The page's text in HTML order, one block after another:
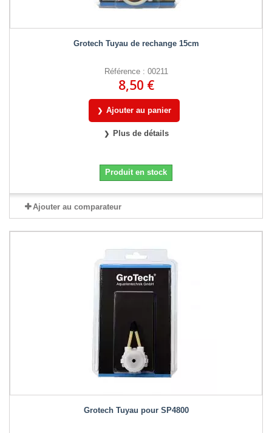
Grotech Tuyau de rechange 15cm
Référence : 00211
8,50 €
Ajouter au panier
Plus de détails
Produit en stock
Ajouter au comparateur
Grotech Tuyau pour SP4800